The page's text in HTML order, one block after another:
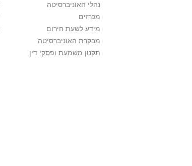
נהלי האוניברסיטה
מכרזים
מידע לשעת חירום
מבקרת האוניברסיטה
תקנון משמעת ופסקי דין